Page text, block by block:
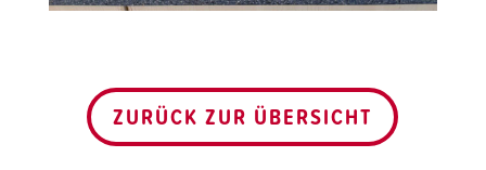
ZURÜCK ZUR ÜBERSICHT